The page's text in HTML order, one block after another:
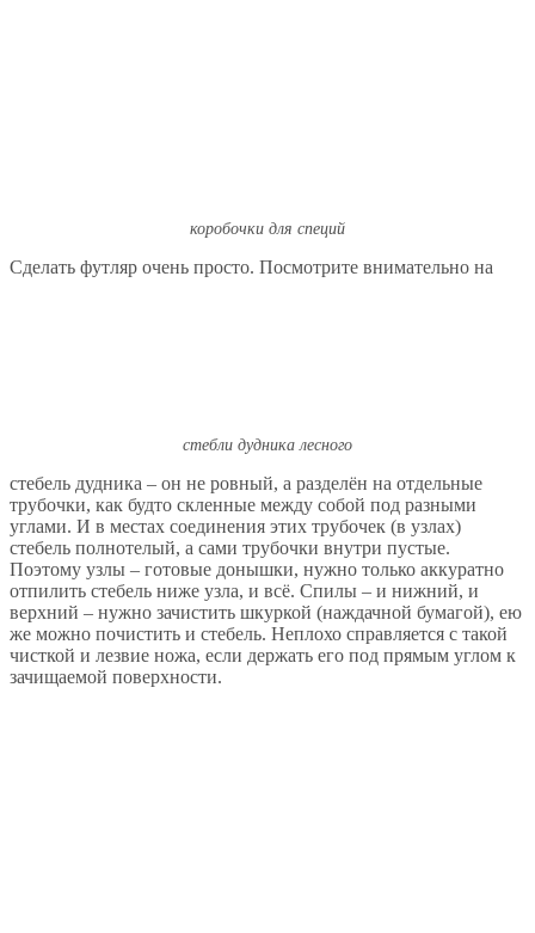
коробочки для специй
Сделать футляр очень просто. Посмотрите внимательно на
стебли дудника лесного
стебель дудника – он не ровный, а разделён на отдельные
трубочки, как будто скленные между собой под разными
углами. И в местах соединения этих трубочек (в узлах)
стебель полнотелый, а сами трубочки внутри пустые.
Поэтому узлы – готовые донышки, нужно только аккуратно
отпилить стебель ниже узла, и всё. Спилы – и нижний, и
верхний – нужно зачистить шкуркой (наждачной бумагой), ею
же можно почистить и стебель. Неплохо справляется с такой
чисткой и лезвие ножа, если держать его под прямым углом к
зачищаемой поверхности.